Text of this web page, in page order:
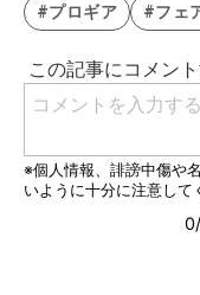
#プロギア #フェ